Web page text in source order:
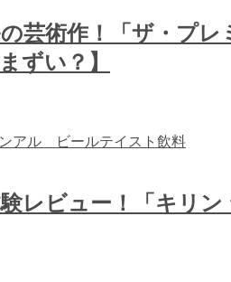
芸術作！「ザ・プ
ずい？】
レビュー！「キリ